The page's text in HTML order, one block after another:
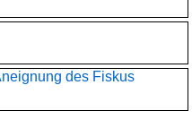
des Fiskus